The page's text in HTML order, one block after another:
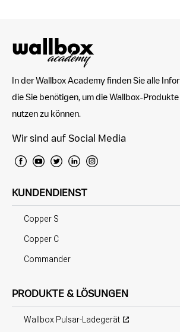
In der Wallbox Academy finden Sie alle
die Sie benötigen, um die Wallbox-Produkte
nutzen zu können.
Wir sind auf Social Media
KUNDENDIENST
Copper S
Copper C
Commander
PRODUKTE & LÖSUNGEN
Wallbox Pulsar-Ladegerät